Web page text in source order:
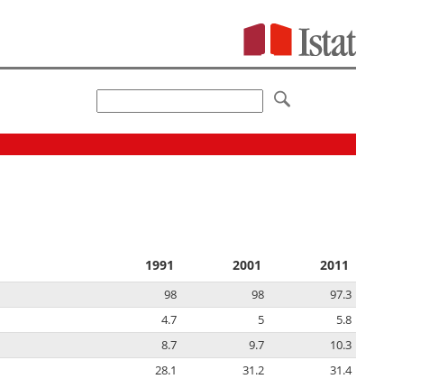
1991 2001 2011
98 98
97.3
4.7 5
5.8
8.7 9.7
10.3
28.1 31.2
31.4